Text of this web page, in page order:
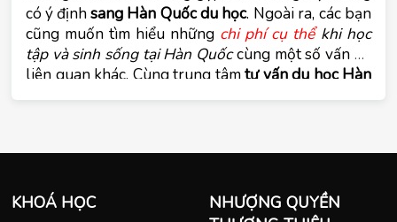
có ý định sang Hàn Quốc du học. Ngoài ra, các bạn
cũng muốn tìm hiểu những chi phí cụ thể khi học
tập và sinh sống tại Hàn Quốc cùng một số vấn đề
liên quan khác. Cùng trung tâm tư vấn du học Hàn
KHOÁ HỌC
NHƯỢNG QUYỀN